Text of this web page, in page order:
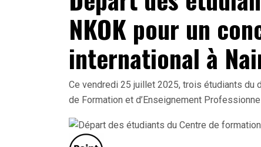
NKOK pour un
international à
Ce vendredi 25 juillet 2025, trois étudiants du
de Formation et d’Enseignement